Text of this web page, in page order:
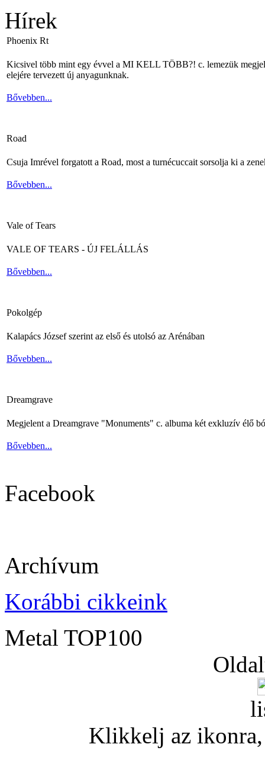
Hírek
Phoenix Rt
Kicsivel több mint egy évvel a MI KELL TÖBB?! c. lemezük
elejére tervezett új anyagunknak.
Bővebben...
Road
Csuja Imrével forgatott a Road, most a turnécuccait sorsolja ki a
Bővebben...
Vale of Tears
VALE OF TEARS - ÚJ FELÁLLÁS
Bővebben...
Pokolgép
Kalapács József szerint az első és utolsó az Arénában
Bővebben...
Dreamgrave
Megjelent a Dreamgrave "Monuments" c. albuma két exkluzív élő
Bővebben...
Facebook
Archívum
Korábbi cikkeink
Metal TOP100
Klikkelj az ikonra,